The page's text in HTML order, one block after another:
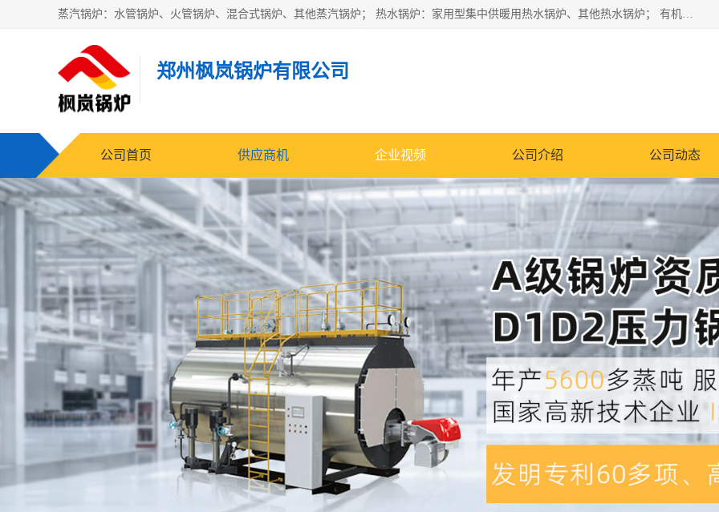
蒸汽锅炉：水管锅炉、火管锅炉、混合式锅炉、其他蒸汽锅炉； 热水锅炉：家用型集中供暖用热水锅炉、其他热水锅炉； 有机热载体锅炉； 船用蒸汽锅炉； （锅炉用辅助设备及装置）蒸汽冷凝器：表面冷凝器、混合式冷凝器、空冷式冷凝器、其他蒸汽冷凝器； 锅炉用辅助设备：节热器、蒸汽收集器、蓄能器、烟垢清除器、气体回收器、泥渣刮除器、空气预热器、其他锅炉用辅助设备；
郑州枫岚锅炉有限公司
公司首页 供应商机 企业视频 公司介绍 公司动态